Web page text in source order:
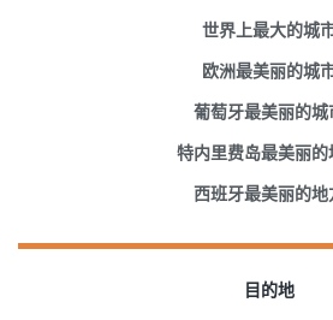
世界上最大的城
欧洲最美丽的城
葡萄牙最美丽的城
特内里费岛最美丽的
西班牙最美丽的地
目的地